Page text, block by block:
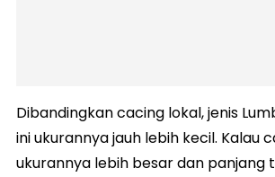
Dibandingkan cacing lokal, jenis
ini ukurannya jauh lebih kecil. Kalau
ukurannya lebih besar dan panjang